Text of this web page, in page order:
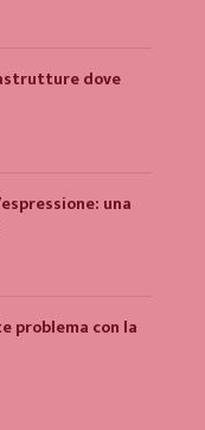
dove
una
problema con la